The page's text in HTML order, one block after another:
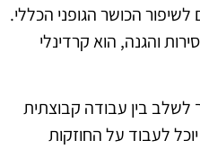
הכושר הגופני הכללי.
והגנה, הוא קרדינלי
לשלב בין עבודה קבוצתית
לעבוד על החוזקות